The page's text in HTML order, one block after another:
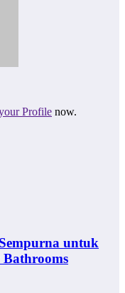
Profile now.
untuk